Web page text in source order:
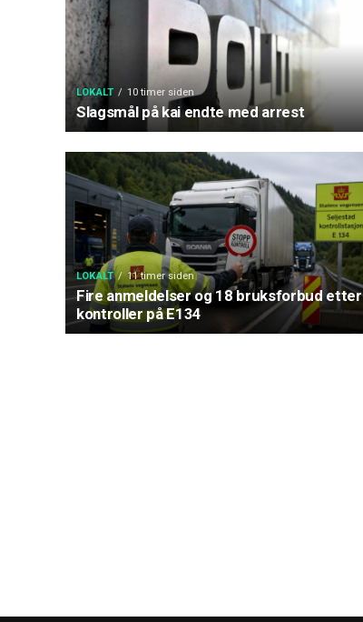
LOKALT 10 timer siden
Slagsmål på kai endte med arrest
LOKALT 11 timer siden
Fire anmeldelser og 18 bruksforbud etter
kontroller på E134